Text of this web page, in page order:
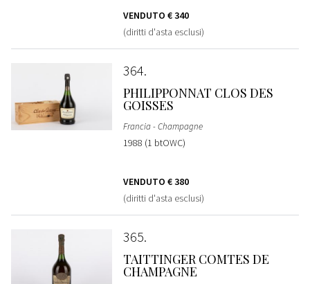
VENDUTO € 340
(diritti d'asta esclusi)
364
PHILIPPONNAT CLOS DES
GOISSES
Francia - Champagne
1988 (1 btOWC)
VENDUTO € 380
(diritti d'asta esclusi)
365
TAITTINGER COMTES DE
CHAMPAGNE